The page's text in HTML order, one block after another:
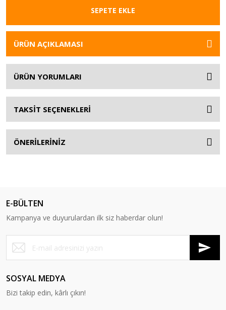
SEPETE EKLE
ÜRÜN AÇIKLAMASI
ÜRÜN YORUMLARI
TAKSİT SEÇENEKLERİ
ÖNERİLERİNİZ
E-BÜLTEN
Kampanya ve duyurulardan ilk siz haberdar olun!
SOSYAL MEDYA
Bizi takip edin, kârlı çıkın!